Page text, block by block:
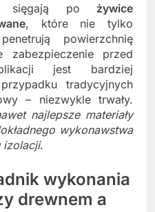
sięgają po żywice
, które nie tylko
powierzchnię
zabezpieczenie przed
jest bardziej
tradycyjnych
– niezwykle trwały.
najlepsze materiały
wykonawstwa
izolacji.
wykonania
drewnem a